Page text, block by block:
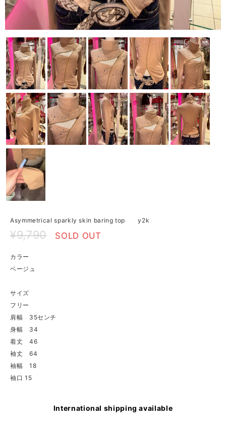
Asymmetrical sparkly skin baring top y2k
¥9,790 SOLD OUT
カラー
ベージュ
サイズ
フリー
肩幅 35センチ
身幅 34
着丈 46
袖丈 64
袖幅 18
袖口 15
International shipping available